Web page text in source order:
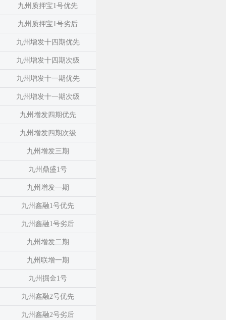
九州质押宝1号优先
九州质押宝1号劣后
九州增发十四期优先
九州增发十四期次级
九州增发十一期优先
九州增发十一期次级
九州增发四期优先
九州增发四期次级
九州增发三期
九州鼎盛1号
九州增发一期
九州鑫融1号优先
九州鑫融1号劣后
九州增发二期
九州联增一期
九州掘金1号
九州鑫融2号优先
九州鑫融2号劣后